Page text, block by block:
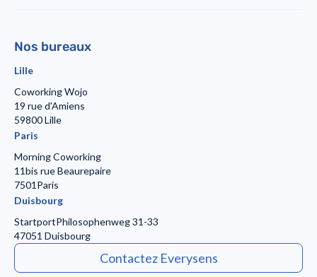
Nos bureaux
Lille
Coworking Wojo
19 rue d'Amiens
59800 Lille
Paris
Morning Coworking
11bis rue Beaurepaire
7501Paris
Duisbourg
StartportPhilosophenweg 31-33
47051 Duisbourg
Contactez Everysens